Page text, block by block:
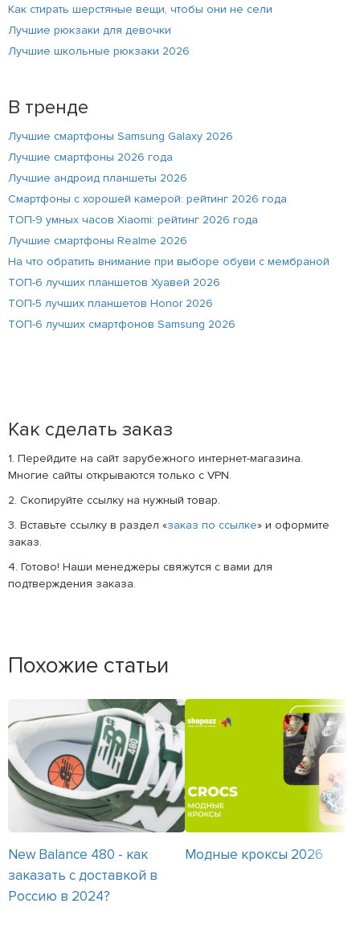
Как стирать шерстяные вещи, чтобы они не сели
Лучшие рюкзаки для девочки
Лучшие школьные рюкзаки 2026
В тренде
Лучшие смартфоны Samsung Galaxy 2026
Лучшие смартфоны 2026 года
Лучшие андроид планшеты 2026
Смартфоны с хорошей камерой: рейтинг 2026 года
ТОП-9 умных часов Xiaomi: рейтинг 2026 года
Лучшие смартфоны Realme 2026
На что обратить внимание при выборе обуви с мембраной
ТОП-6 лучших планшетов Хуавей 2026
ТОП-5 лучших планшетов Honor 2026
ТОП-6 лучших смартфонов Samsung 2026
Как сделать заказ
1. Перейдите на сайт зарубежного интернет-магазина.
Многие сайты открываются только с VPN.
2. Скопируйте ссылку на нужный товар.
3. Вставьте ссылку в раздел «заказ по ссылке» и оформите
заказ.
4. Готово! Наши менеджеры свяжутся с вами для
подтверждения заказа.
Похожие статьи
New Balance 480 - как
заказать с доставкой в
Россию в 2024?
Модные кроксы 2026